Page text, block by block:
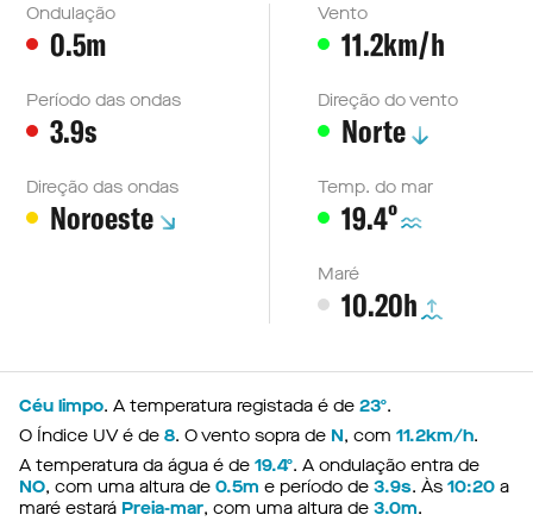
Ondulação
0.5m
Período das ondas
3.9s
Direção das ondas
Noroeste
Vento
11.2km/h
Direção do vento
Norte
Temp. do mar
19.4º
Maré
10.20h
Céu limpo. A temperatura registada é de 23º.
O Índice UV é de 8. O vento sopra de N, com 11.2km/h.
A temperatura da água é de 19.4º. A ondulação entra de
NO, com uma altura de 0.5m e período de 3.9s. Às 10:20 a
maré estará Preia-mar, com uma altura de 3.0m.